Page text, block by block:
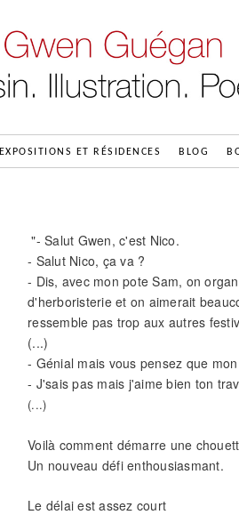
EXPOSITIONS ET RÉSIDENCES BLOG
"- Salut Gwen, c'est Nico.
- Salut Nico, ça va ?
- Dis, avec mon pote Sam, on
d'herboristerie et on aimerait
ressemble pas trop aux autres
(...)
- Génial mais vous pensez que
- J'sais pas mais j'aime bien ton
(...)
Voilà comment démarre une
Un nouveau défi enthousiasmant.
Le délai est assez court